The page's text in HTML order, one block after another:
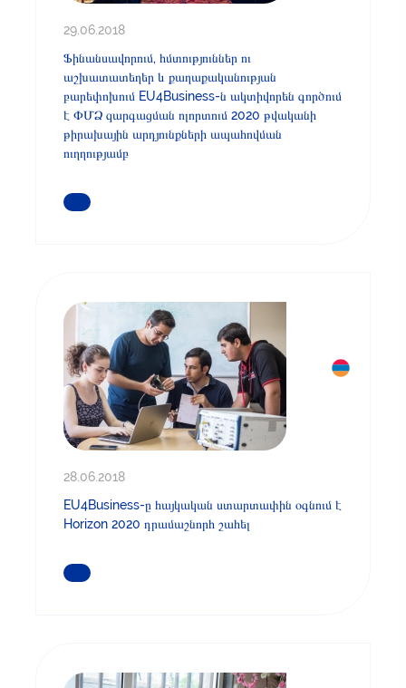
29.06.2018
Ֆինանսավորում, հմտություններ ու
աշխատատեղեր և քաղաքականության
բարեփոխում EU4Business-ն ակտիվորեն գործում
է ՓՄՁ զարգացման ոլորտում 2020 թվականի
թիրախային արդյունքների ապահովման
ուղղությամբ
ԿԱՐԴԱՑԵՔ ԱՎԵԼԻՆ
28.06.2018
EU4Business-ը հայկական ստարտափին օգնում է
Horizon 2020 դրամաշնորհ շահել
ԿԱՐԴԱՑԵՔ ԱՎԵԼԻՆ